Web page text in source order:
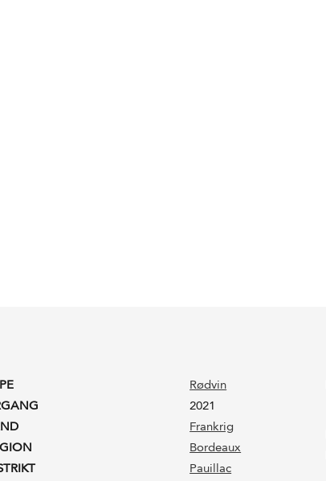
Rødvin
2021
Frankrig
Bordeaux
Pauillac